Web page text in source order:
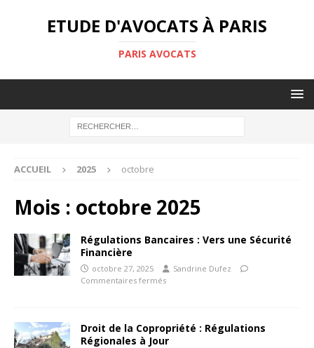
ETUDE D'AVOCATS À PARIS
PARIS AVOCATS
ACCUEIL 2025 octobre
Mois : octobre 2025
Régulations Bancaires : Vers une Sécurité
Financière
octobre 27, 2025
Sandrine Dufez
Commentaires fermés
Droit de la Copropriété : Régulations
Régionales à Jour